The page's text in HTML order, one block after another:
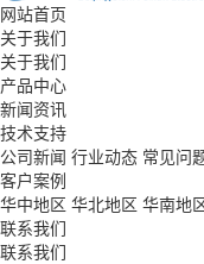
网站首页
关于我们
关于我们
产品中心
新闻资讯
技术支持
公司新闻 行业动态 常见问
客户案例
华中地区 华北地区 华南地
联系我们
联系我们